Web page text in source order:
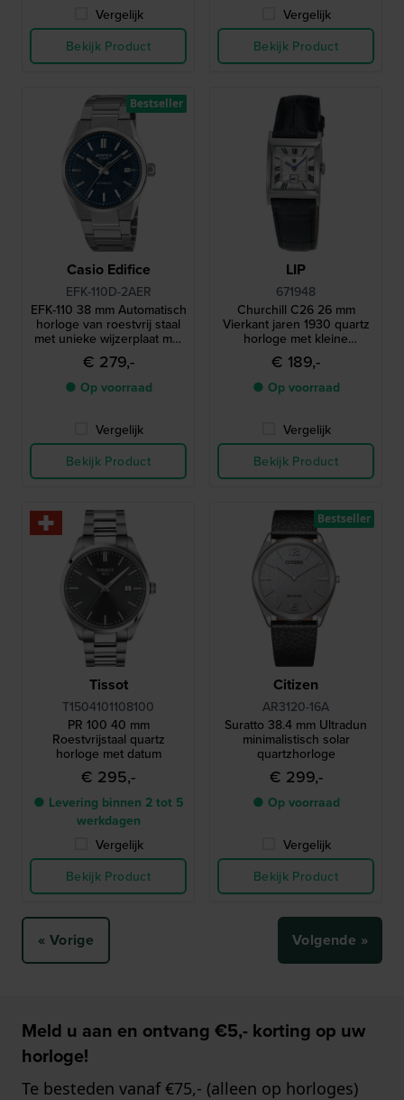
Vergelijk
Bekijk Product
Vergelijk
Bekijk Product
Casio Edifice
EFK-110D-2AER
EFK-110 38 mm Automatisch
horloge van roestvrij staal
met unieke wijzerplaat met
structuur
€ 279,-
● Op voorraad
Vergelijk
Bekijk Product
Bestseller
LIP
671948
Churchill C26 26 mm
Vierkant jaren 1930 quartz
horloge met kleine
secondewijzer
€ 189,-
● Op voorraad
Vergelijk
Bekijk Product
Tissot
T1504101108100
PR 100 40 mm
Roestvrijstaal quartz
horloge met datum
€ 295,-
● Levering binnen 2 tot 5
werkdagen
Vergelijk
Bekijk Product
Citizen
AR3120-16A
Suratto 38.4 mm Ultradun
minimalistisch solar
quartzhorloge
€ 299,-
● Op voorraad
Vergelijk
Bekijk Product
Bestseller
« Vorige Volgende »
Meld u aan en ontvang €5,- korting op uw
horloge!
Te besteden vanaf €75,- (alleen op horloges)